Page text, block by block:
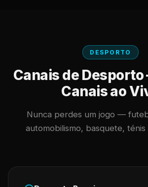
DESPORTO
Canais de
Canais ao
Nunca perdes um jogo —
automobilismo, basquete, ténis